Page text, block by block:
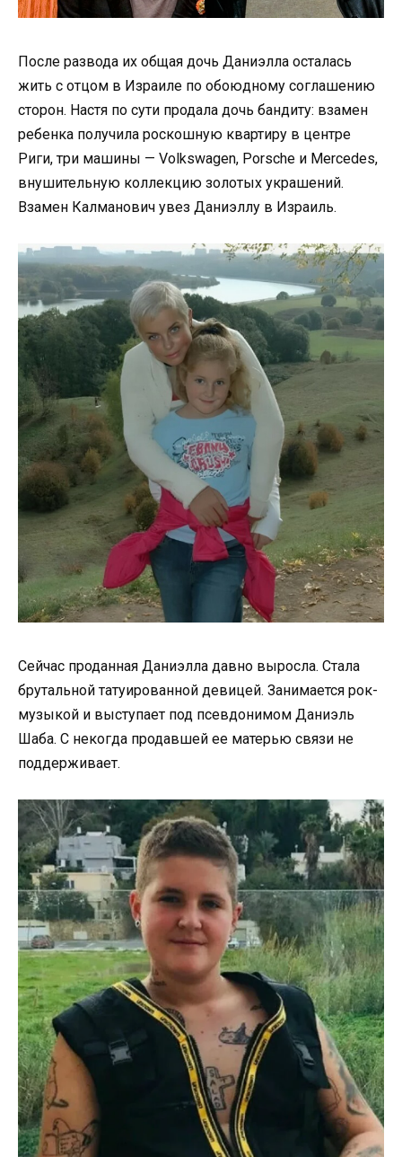
После развода их общая дочь Даниэлла осталась
жить с отцом в Израиле по обоюдному соглашению
сторон. Настя по сути продала дочь бандиту: взамен
ребенка получила роскошную квартиру в центре
Риги, три машины — Volkswagen, Porsche и Mercedes,
внушительную коллекцию золотых украшений.
Взамен Калманович увез Даниэллу в Израиль.
Сейчас проданная Даниэлла давно выросла. Стала
брутальной татуированной девицей. Занимается рок-
музыкой и выступает под псевдонимом Даниэль
Шаба. С некогда продавшей ее матерью связи не
поддерживает.